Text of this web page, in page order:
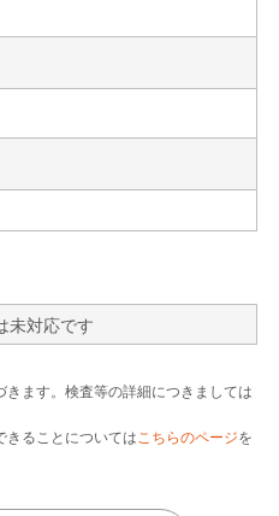
未対応です
ます。検査等の詳細につきましては
ることについてはこちらのページを